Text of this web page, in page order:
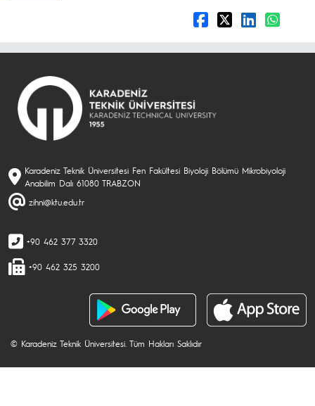
Karadeniz Teknik Üniversitesi Fen Fakültesi Biyoloji Bölümü Mikrobiyoloji
Anabilim Dalı 61080 TRABZON
zihni@ktu.edu.tr
+90 462 377 3320
+90 462 325 3200
© Karadeniz Teknik Üniversitesi. Tüm Hakları Saklıdır